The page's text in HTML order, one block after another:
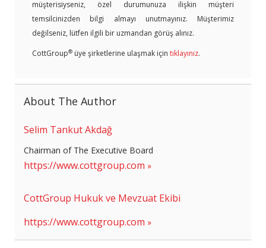
müşterisiyseniz, özel durumunuza ilişkin müşteri
temsilcinizden bilgi almayı unutmayınız. Müşterimiz
değilseniz, lütfen ilgili bir uzmandan görüş alınız.
CottGroup® üye şirketlerine ulaşmak için tıklayınız.
About The Author
Selim Tankut Akdağ
Chairman of The Executive Board
https://www.cottgroup.com
CottGroup Hukuk ve Mevzuat Ekibi
https://www.cottgroup.com